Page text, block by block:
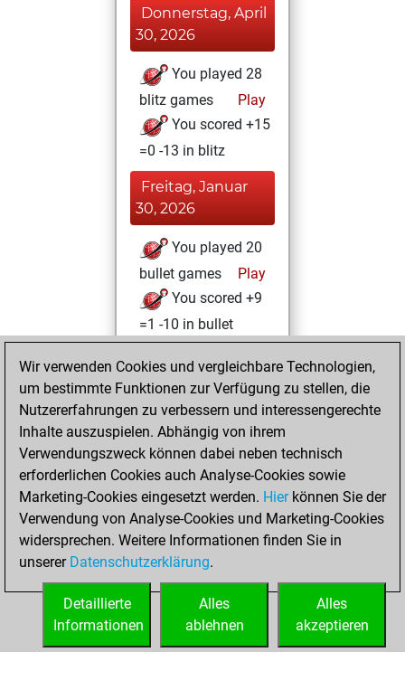
Donnerstag, April
30, 2026
You played 28
blitz games
Play
You scored +15
=0 -13 in blitz
Freitag, Januar
30, 2026
You played 20
bullet games
Play
You scored +9
=1 -10 in bullet
Mittwoch,
August 9, 2023
your Studies account
Studies
Dienstag,
September 28,
2021
You created
your Fritz account
Wir verwenden Cookies und vergleichbare Technologien,
um bestimmte Funktionen zur Verfügung zu stellen, die
Nutzererfahrungen zu verbessern und interessengerechte
Inhalte auszuspielen. Abhängig von ihrem
Verwendungszweck können dabei neben technisch
erforderlichen Cookies auch Analyse-Cookies sowie
Marketing-Cookies eingesetzt werden. Hierkönnen Sie der
Verwendung von Analyse-Cookies und Marketing-Cookies
widersprechen. Weitere Informationen finden Sie in
unserer Datenschutzerklärung.
Alles
akzeptieren
Alles
ablehnen
Detaillierte
Informationen